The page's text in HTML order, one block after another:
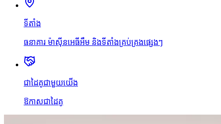
ទីតាំង
ធនាគារ ម៉ាស៊ីនអេធីអឹម និងទីតាំងគ្រប់គ្រងផ្សេងៗ
ជាដៃគូជាមួយយើង
ឱកាសជាដៃគូ